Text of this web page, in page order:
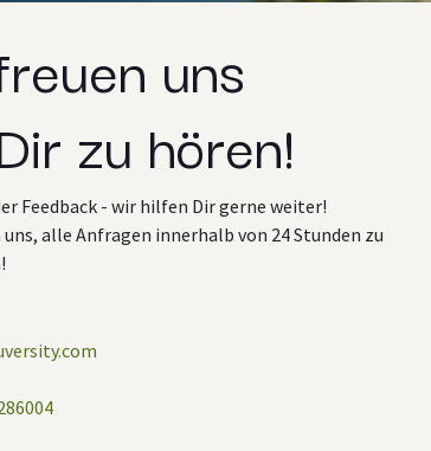
uns
zu hören!
Feedback - wir hilfen Dir gerne weiter!
alle Anfragen innerhalb von 24 Stunden zu